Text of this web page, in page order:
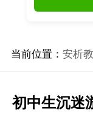
当前位置： 安析
初中生沉迷